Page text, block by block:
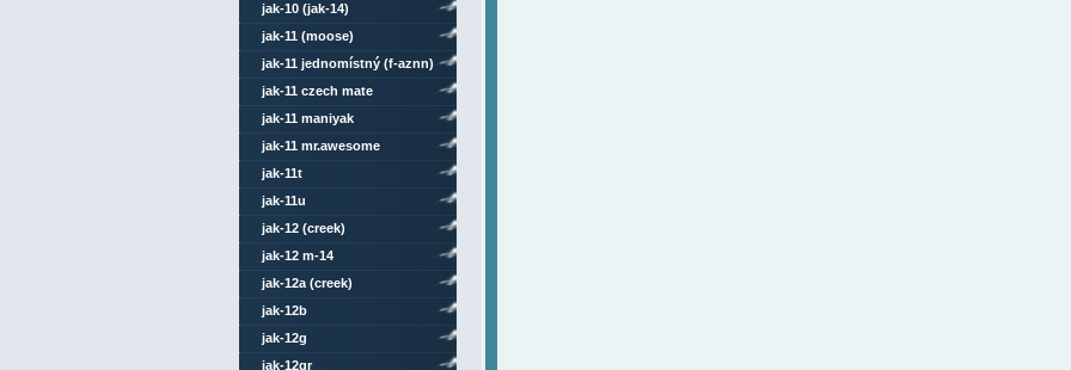
jak-10 (jak-14)
jak-11 (moose)
jak-11 jednomístný (f-aznn)
jak-11 czech mate
jak-11 maniyak
jak-11 mr.awesome
jak-11t
jak-11u
jak-12 (creek)
jak-12 m-14
jak-12a (creek)
jak-12b
jak-12g
jak-12gr